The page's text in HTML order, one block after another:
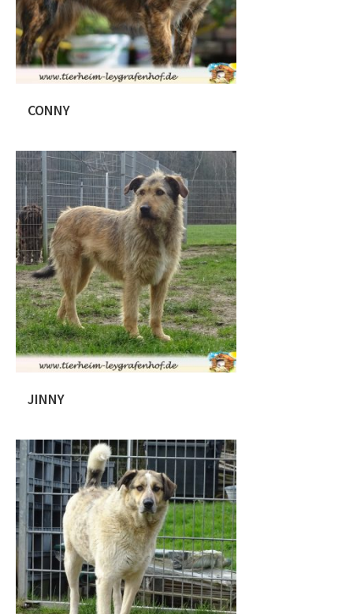
CONNY
wurde ca. am 05.10.2019 geboren und
hat eine derzeitige Schulterhöhe von
ca. 27 cm. Conny konnte unter
dramatischen Umständen gerettet
werden. Sie wurde -verzweifelt nach
Futter suchend- von Dorfbewohnern
mit Steinen und Stöcken vertrieben. Sie
lief panisch auf einer viel befahrenen
Straße und war in großer Gefahr. Ihre
Retter schafften […]
JINNY
stammt ursprünglich aus Rumänien.
Die süße Hündin wurde ca. 11/2019
geboren und hat eine momentane
Schulterhöhe von ca.45 cm. Wir haben
die hübsche Hündin von einem
anderen Tierschutzverein
übernommen, da sie sich im Shelter
immer mehr zurück zog und mit der
Situation überfordert war. Jinny ist zu
Menschen noch […]